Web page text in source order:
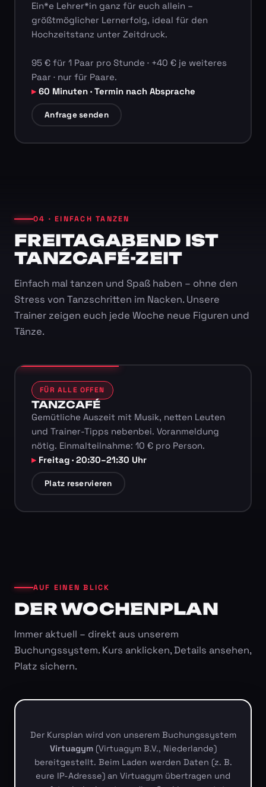
Ein*e Lehrer*in ganz für euch allein –
größtmöglicher Lernerfolg, ideal für den
Hochzeitstanz unter Zeitdruck.
95 € für 1 Paar pro Stunde · +40 € je weiteres
Paar · nur für Paare.
60 Minuten · Termin nach Absprache
Anfrage senden
04 · EINFACH TANZEN
FREITAGABEND IST
TANZCAFÉ-ZEIT
Einfach mal tanzen und Spaß haben – ohne den
Stress von Tanzschritten im Nacken. Unsere
Trainer zeigen euch jede Woche neue Figuren und
Tänze.
FÜR ALLE OFFEN
TANZCAFÉ
Gemütliche Auszeit mit Musik, netten Leuten
und Trainer-Tipps nebenbei. Voranmeldung
nötig. Einmalteilnahme: 10 € pro Person.
Freitag · 20:30–21:30 Uhr
Platz reservieren
AUF EINEN BLICK
DER WOCHENPLAN
Immer aktuell – direkt aus unserem
Buchungssystem. Kurs anklicken, Details ansehen,
Platz sichern.
Der Kursplan wird von unserem Buchungssystem
Virtuagym(Virtuagym B.V., Niederlande)
bereitgestellt. Beim Laden werden Daten (z. B.
eure IP-Adresse) an Virtuagym übertragen und